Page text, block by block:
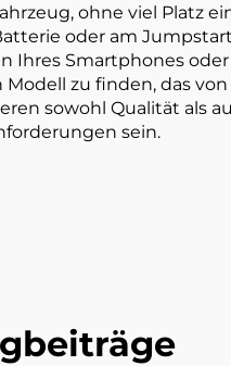
ohne viel Platz
oder am
Smartphones
zu finden, das
sowohl Qualität als
sein.